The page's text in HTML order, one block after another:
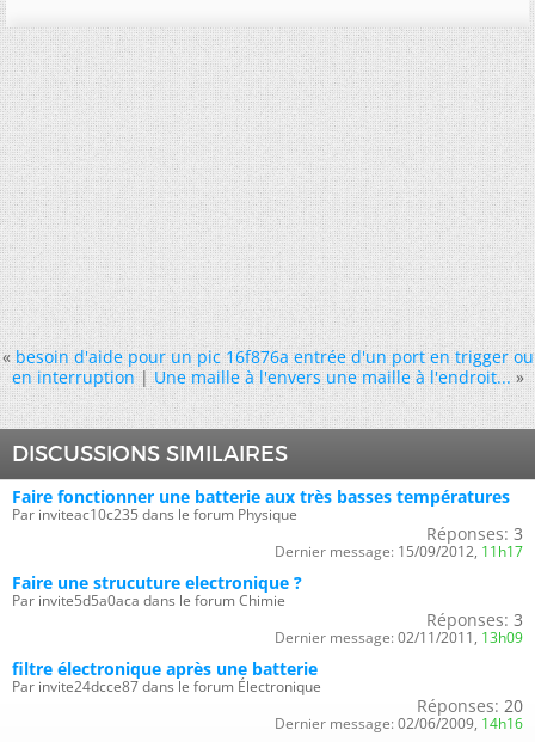
« besoin d'aide pour un pic 16f876a entrée d'un port en trigger ou
en interruption|Une maille à l'envers une maille à l'endroit... »
DISCUSSIONS SIMILAIRES
Faire fonctionner une batterie aux très basses températures
Par inviteac10c235 dans le forum Physique
Réponses: 3
Dernier message: 15/09/2012, 11h17
Faire une strucuture electronique ?
Par invite5d5a0aca dans le forum Chimie
Réponses: 3
Dernier message: 02/11/2011, 13h09
filtre électronique après une batterie
Par invite24dcce87 dans le forum Électronique
Réponses: 20
Dernier message: 02/06/2009, 14h16